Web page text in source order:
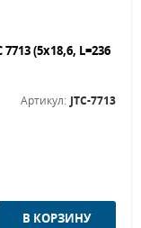
Артикул: JTC-7713